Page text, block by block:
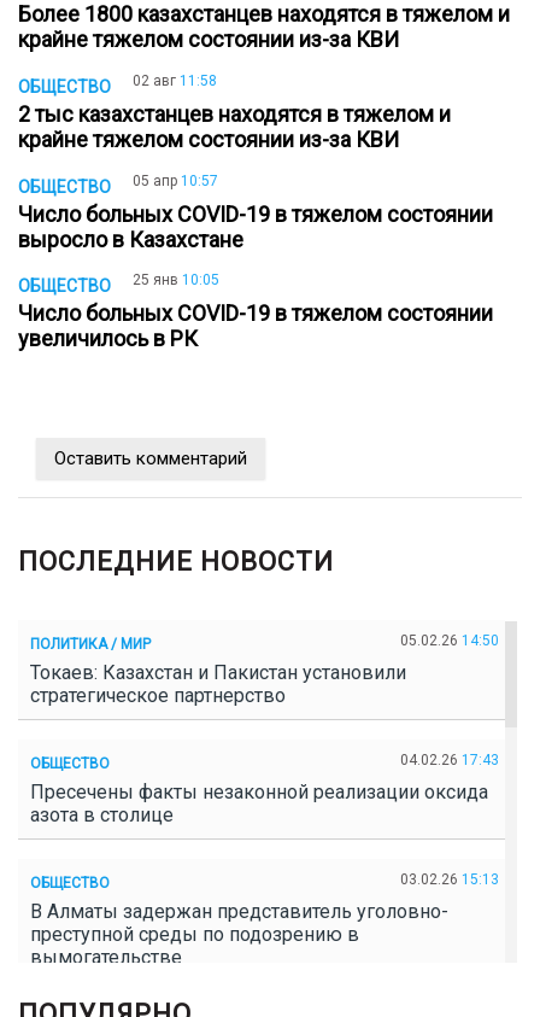
Более 1800 казахстанцев находятся в тяжелом и
крайне тяжелом состоянии из-за КВИ
ОБЩЕСТВО 02 авг 11:58
2 тыс казахстанцев находятся в тяжелом и
крайне тяжелом состоянии из-за КВИ
ОБЩЕСТВО 05 апр 10:57
Число больных COVID-19 в тяжелом состоянии
выросло в Казахстане
ОБЩЕСТВО 25 янв 10:05
Число больных COVID-19 в тяжелом состоянии
увеличилось в РК
Оставить комментарий
ПОСЛЕДНИЕ НОВОСТИ
ПОЛИТИКА / МИР 05.02.26 14:50
Токаев: Казахстан и Пакистан установили
стратегическое партнерство
ОБЩЕСТВО 04.02.26 17:43
Пресечены факты незаконной реализации оксида
азота в столице
ОБЩЕСТВО 03.02.26 15:13
В Алматы задержан представитель уголовно-
преступной среды по подозрению в
вымогательстве